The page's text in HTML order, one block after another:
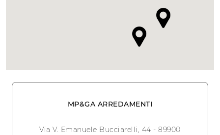
MP&GA ARREDAMENTI
Via V. Emanuele Bucciarelli, 44 - 89900